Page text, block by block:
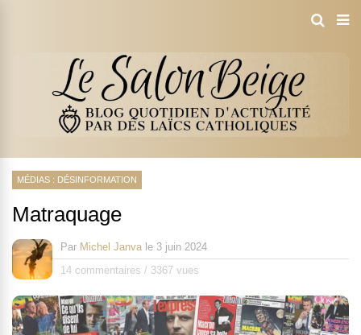
MÉDIAS : DÉSINFORMATION
Matraquage
Par Michel Janva le 3 juin 2024
14 commentaires / 3367 vues